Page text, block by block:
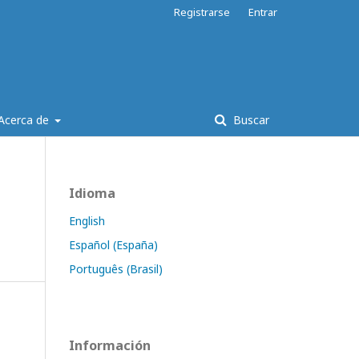
de Buscar
Registrarse Entrar
Idioma
English
Español (España)
Português (Brasil)
Información